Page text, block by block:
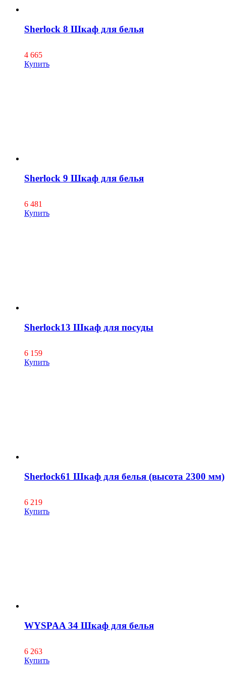
Sherlock 8 Шкаф для белья
4 665
Купить
Sherlock 9 Шкаф для белья
6 481
Купить
Sherlock13 Шкаф для посуды
6 159
Купить
Sherlock61 Шкаф для белья (высота 2300 мм)
6 219
Купить
WYSPAA 34 Шкаф для белья
6 263
Купить